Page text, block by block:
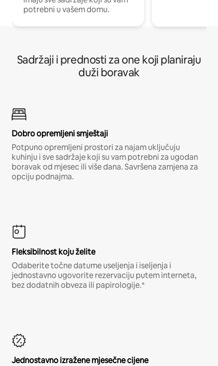
potrebni u vašem domu.
Sadržaji i prednosti za one koji planiraju
duži boravak
Dobro opremljeni smještaji
Potpuno opremljeni prostori za najam uključuju
kuhinju i sve sadržaje koji su vam potrebni za ugodan
boravak od mjesec ili više dana. Savršena zamjena za
opciju podnajma.
Fleksibilnost koju želite
Odaberite točne datume useljenja i iseljenja i
jednostavno ugovorite rezervaciju putem interneta,
bez dodatnih obveza ili papirologije.*
Jednostavno izražene mjesečne cijene